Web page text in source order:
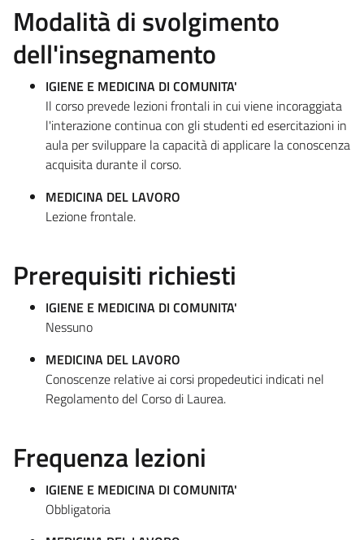
Modalità di svolgimento
dell'insegnamento
IGIENE E MEDICINA DI COMUNITA'
Il corso prevede lezioni frontali in cui viene incoraggiata
l'interazione continua con gli studenti ed esercitazioni in
aula per sviluppare la capacità di applicare la conoscenza
acquisita durante il corso.
MEDICINA DEL LAVORO
Lezione frontale.
Prerequisiti richiesti
IGIENE E MEDICINA DI COMUNITA'
Nessuno
MEDICINA DEL LAVORO
Conoscenze relative ai corsi propedeutici indicati nel
Regolamento del Corso di Laurea.
Frequenza lezioni
IGIENE E MEDICINA DI COMUNITA'
Obbligatoria